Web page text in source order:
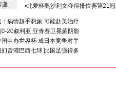
递
•北爱杯奥沙利文夺得排位赛第21冠
病情超乎想象 可能赴美治疗
0-20叙利亚 亚青赛卫冕蒙阴影
申办世界杯 成日本竞争对手
曾灌巴西七球 比国足强得多